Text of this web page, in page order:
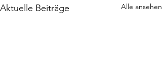
Aktuelle Beiträge Alle ansehen